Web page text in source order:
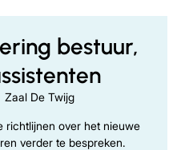
bestuur,
Zaal De Twijg
richtlijnen over het nieuwe
verder te bespreken.